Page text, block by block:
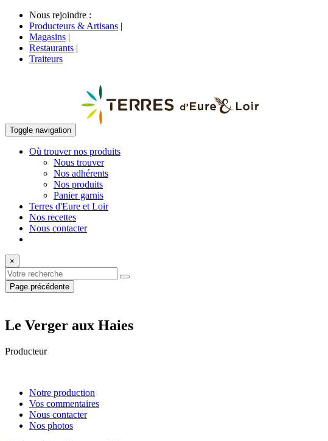
Nous rejoindre :
Producteurs & Artisans |
Magasins |
Restaurants |
Traiteurs
Toggle navigation
Où trouver nos produits
Nous trouver
Nos adhérents
Nos produits
Panier garnis
Terres d'Eure et Loir
Nos recettes
Nous contacter
×
Page précédente
Le Verger aux Haies
Producteur
Notre production
Vos commentaires
Nous contacter
Nos photos